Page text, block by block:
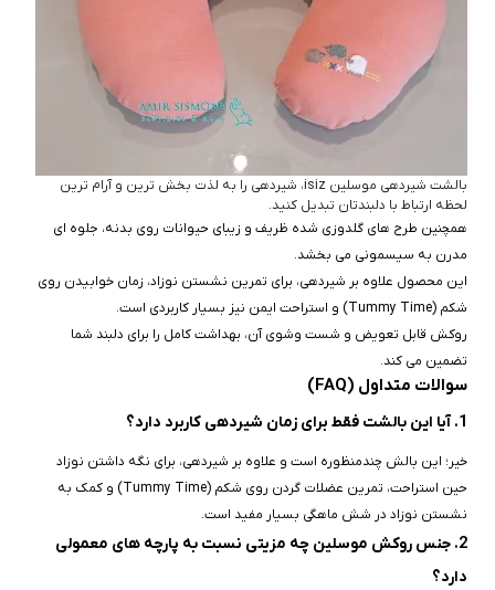
بالشت شیردهی موسلین isiz، شیردهی را به لذت‌ بخش‌ ترین و آرام‌ ترین
لحظه ارتباط با دلبندتان تبدیل کنید.
همچنین طرح‌ های گلدوزی‌ شده ظریف و زیبای حیوانات روی بدنه، جلوه‌ ای
مدرن به سیسمونی می‌ بخشد.
این محصول علاوه بر شیردهی، برای تمرین نشستن نوزاد، زمان خوابیدن روی
شکم (Tummy Time) و استراحت ایمن نیز بسیار کاربردی است.
روکش قابل تعویض و شست‌ وشوی آن، بهداشت کامل را برای دلبند شما
تضمین می‌ کند.
سوالات متداول (FAQ)
1. آیا این بالشت فقط برای زمان شیردهی کاربرد دارد؟
خیر؛ این بالش چندمنظوره است و علاوه بر شیردهی، برای نگه داشتن نوزاد
حین استراحت، تمرین عضلات گردن روی شکم (Tummy Time) و کمک به
نشستن نوزاد در شش‌ ماهگی بسیار مفید است.
2. جنس روکش موسلین چه مزیتی نسبت به پارچه‌ های معمولی
دارد؟